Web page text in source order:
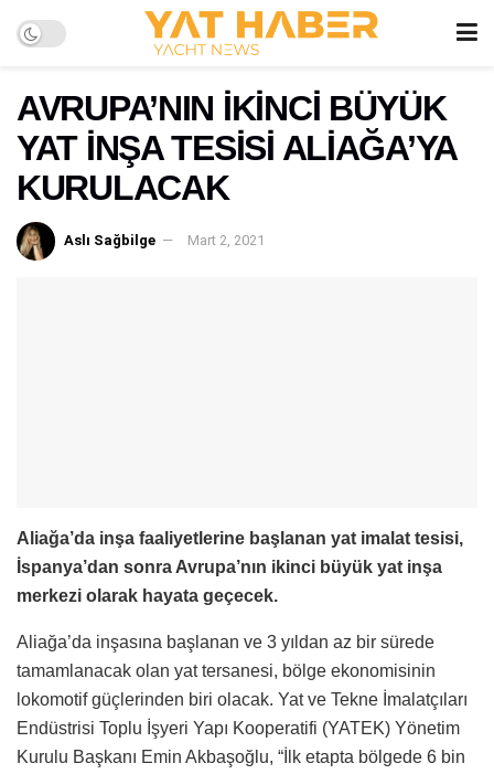
AVRUPA’NIN İKİNCİ BÜYÜK
YAT İNŞA TESİSİ ALİAĞA’YA
KURULACAK
Aslı Sağbilge Mart 2, 2021
Aliağa’da inşa faaliyetlerine başlanan yat imalat tesisi,
İspanya’dan sonra Avrupa’nın ikinci büyük yat inşa
merkezi olarak hayata geçecek.
Aliağa’da inşasına başlanan ve 3 yıldan az bir sürede
tamamlanacak olan yat tersanesi, bölge ekonomisinin
lokomotif güçlerinden biri olacak. Yat ve Tekne İmalatçıları
Endüstrisi Toplu İşyeri Yapı Kooperatifi (YATEK) Yönetim
Kurulu Başkanı Emin Akbaşoğlu, “İlk etapta bölgede 6 bin